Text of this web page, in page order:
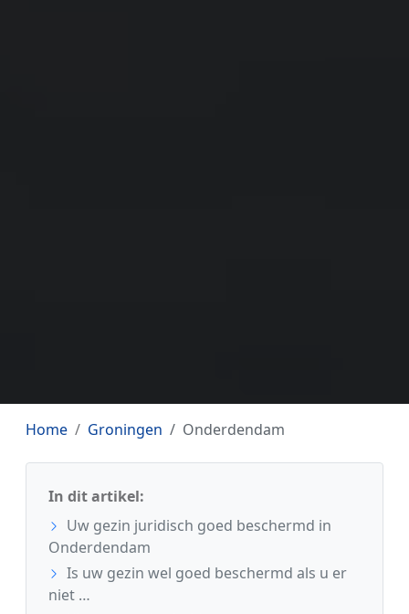
Home Groningen Onderdendam
In dit artikel:
Uw gezin juridisch goed beschermd in
Onderdendam
Is uw gezin wel goed beschermd als u er
niet …